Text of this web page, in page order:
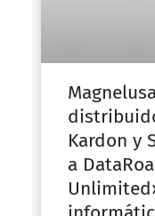
Kardon y
a